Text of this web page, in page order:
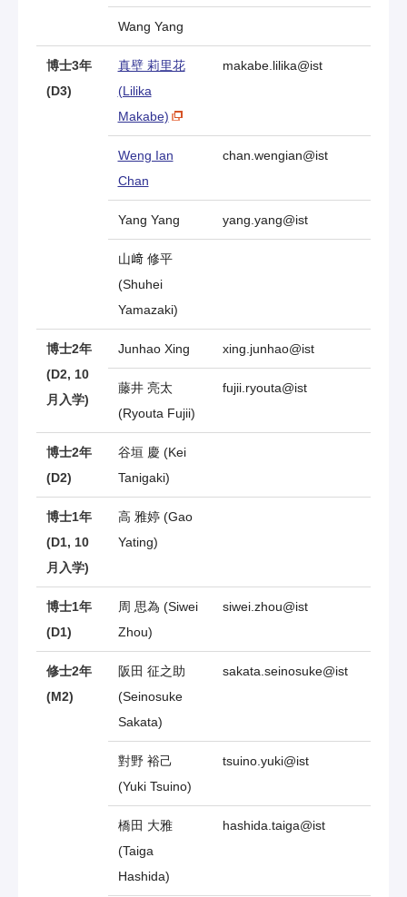
Wang Yang
博士3年
(D3)
真壁 莉里花
(Lilika
Makabe)
makabe.lilika@ist
Weng Ian
Chan
chan.wengian@ist
Yang Yang yang.yang@ist
山﨑 修平
(Shuhei
Yamazaki)
博士2年
(D2, 10
月入学)
Junhao Xing xing.junhao@ist
藤井 亮太
(Ryouta Fujii)
fujii.ryouta@ist
博士2年
(D2)
谷垣 慶 (Kei
Tanigaki)
博士1年
(D1, 10
月入学)
高 雅婷 (Gao
Yating)
博士1年
(D1)
周 思為 (Siwei
Zhou)
siwei.zhou@ist
修士2年
(M2)
阪田 征之助
(Seinosuke
Sakata)
sakata.seinosuke@ist
對野 裕己
(Yuki Tsuino)
tsuino.yuki@ist
橋田 大雅
(Taiga
Hashida)
hashida.taiga@ist